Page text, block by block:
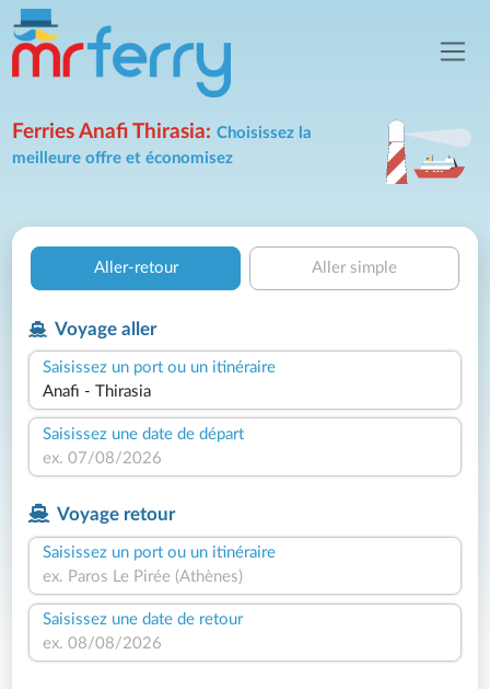
Ferries Anafi Thirasia:Choisissez la
meilleure offre et économisez
Aller-retour Aller simple
Voyage aller
Saisissez un port ou un itinéraire
Saisissez une date de départ
Voyage retour
Saisissez un port ou un itinéraire
Saisissez une date de retour